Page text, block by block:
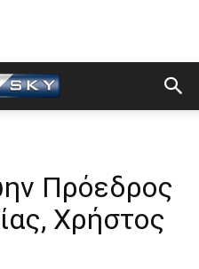
Πρόεδρος
Χρήστος